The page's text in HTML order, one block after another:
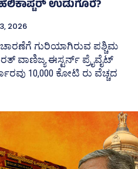
ಉಡುಗೊರೆ?
2026
ಗುರಿಯಾಗಿರುವ ಪಶ್ಚಿಮ
ವಾಣಿಜ್ಯ ಈಸ್ಟರ್ನ್‌ ಪ್ರೈವೈಟ್‌
10,000 ಕೋಟಿ ರು ವೆಚ್ಚದ